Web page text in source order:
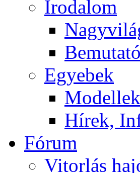
Irodalom
Egyebek
Modellek
Hírek,
Fórum
Vitorlás